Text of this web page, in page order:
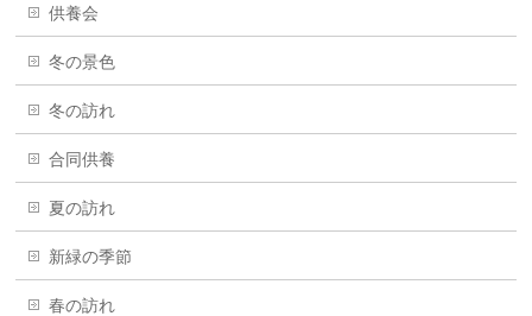
供養会
冬の景色
冬の訪れ
合同供養
夏の訪れ
新緑の季節
春の訪れ